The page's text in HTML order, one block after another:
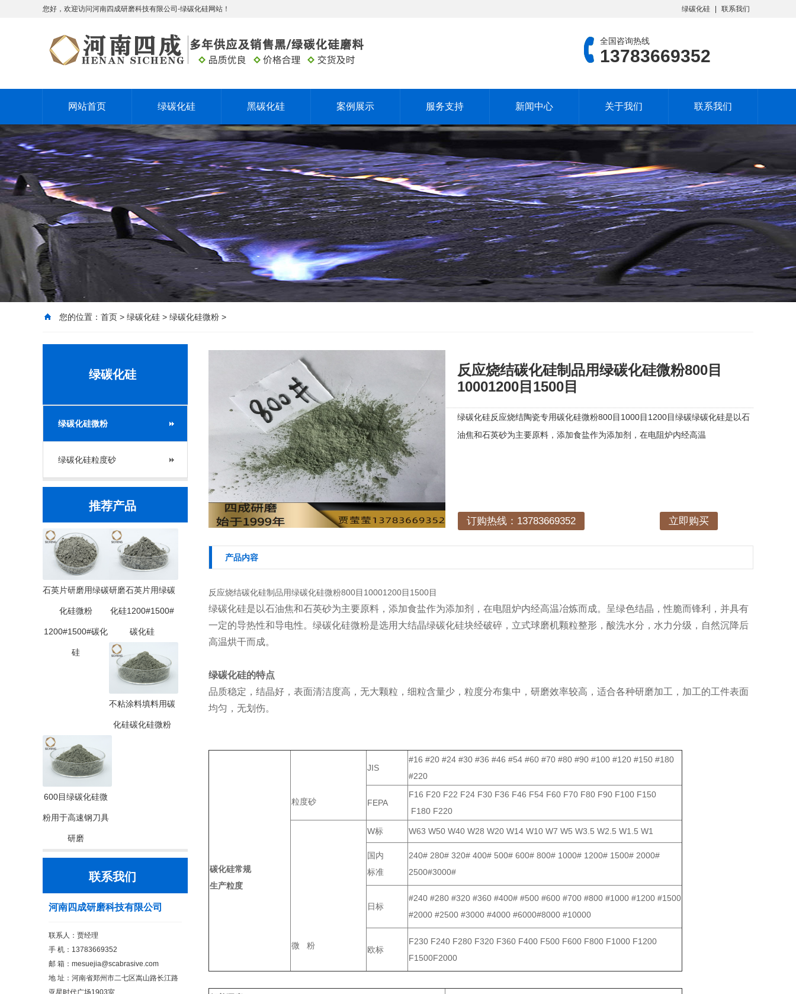
您好，欢迎访问河南四成研磨科技有限公司-绿碳化硅网站！ 绿碳化硅 联系我们
全国咨询热线
13783669352
网站首页 绿碳化硅 黑碳化硅 案例展示 服务支持 新闻中心 关于我们 联系我们
您的位置： 首页 > 绿碳化硅 > 绿碳化硅微粉 >
绿碳化硅
绿碳化硅微粉
绿碳化硅粒度砂
推荐产品
石英片研磨用绿碳
化硅微粉
1200#1500#碳化
硅
研磨石英片用绿碳
化硅1200#1500#
碳化硅
不粘涂料填料用碳
化硅碳化硅微粉
600目绿碳化硅微
粉用于高速钢刀具
研磨
联系我们
河南四成研磨科技有限公司
联系人：贾经理
手 机：13783669352
邮 箱： mesuejia@scabrasive.com
地 址：河南省郑州市二七区嵩山路长江路
亚星时代广场1903室
反应烧结碳化硅制品用绿碳化硅微粉800目
10001200目1500目
绿碳化硅反应烧结陶瓷专用碳化硅微粉800目1000目1200目绿碳绿碳化硅是以石
油焦和石英砂为主要原料，添加食盐作为添加剂，在电阻炉内经高温
订购热线：13783669352 立即购买
产品内容
反应烧结碳化硅制品用绿碳化硅微粉800目10001200目1500目
绿碳化硅是以石油焦和石英砂为主要原料，添加食盐作为添加剂，在电阻炉内经高温冶炼而成。呈绿色结晶，性脆而锋利，并具有
一定的导热性和导电性。绿碳化硅微粉是选用大结晶绿碳化硅块经破碎，立式球磨机颗粒整形，酸洗水分，水力分级，自然沉降后
高温烘干而成。
绿碳化硅的特点
品质稳定，结晶好，表面清洁度高，无大颗粒，细粒含量少，粒度分布集中，研磨效率较高，适合各种研磨加工，加工的工件表面
均匀，无划伤。
碳化硅常规
生产粒度
粒度砂
JIS
#16 #20 #24 #30 #36 #46 #54 #60 #70 #80 #90 #100 #120 #150 #180
#220
FEPA
F16 F20 F22 F24 F30 F36 F46 F54 F60 F70 F80 F90 F100 F150
F180 F220
微 粉
W标 W63 W50 W40 W28 W20 W14 W10 W7 W5 W3.5 W2.5 W1.5 W1
国内
标准
240# 280# 320# 400# 500# 600# 800# 1000# 1200# 1500# 2000#
2500#3000#
日标
#240 #280 #320 #360 #400# #500 #600 #700 #800 #1000 #1200 #1500
#2000 #2500 #3000 #4000 #6000#8000 #10000
欧标
F230 F240 F280 F320 F360 F400 F500 F600 F800 F1000 F1200
F1500F2000